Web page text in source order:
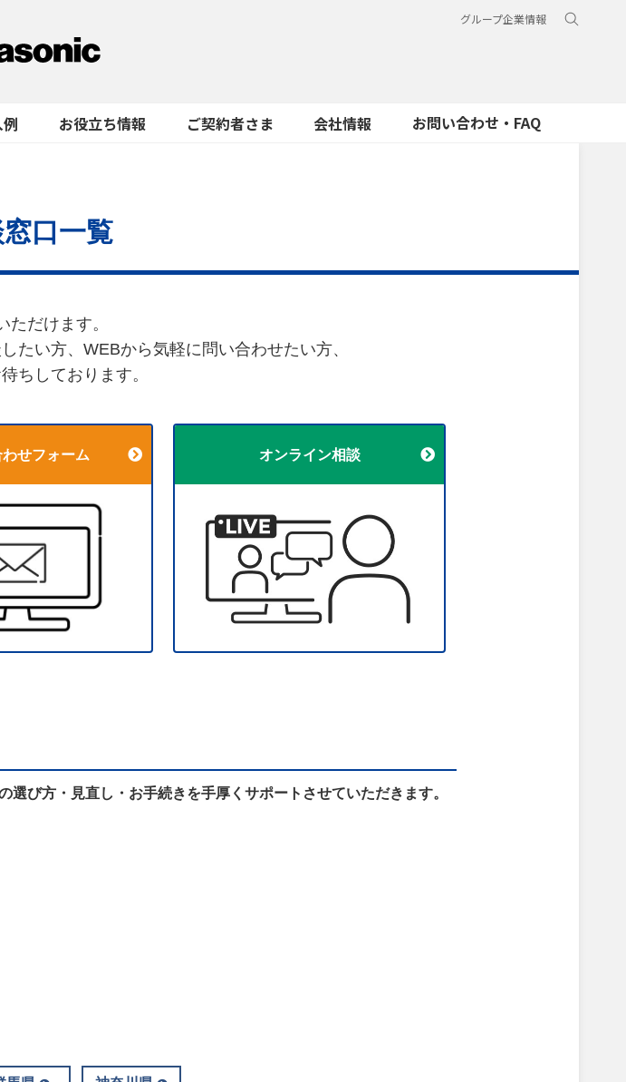
グループ企業情報
お役立ち情報 ご契約者さま 会社情報 お問い合わせ・FAQ
口一覧
だけます。
たい方、WEBから気軽に問い合わせたい方、
ちしております。
せフォーム オンライン相談
び方・見直し・お手続きを手厚くサポートさせていただきます。